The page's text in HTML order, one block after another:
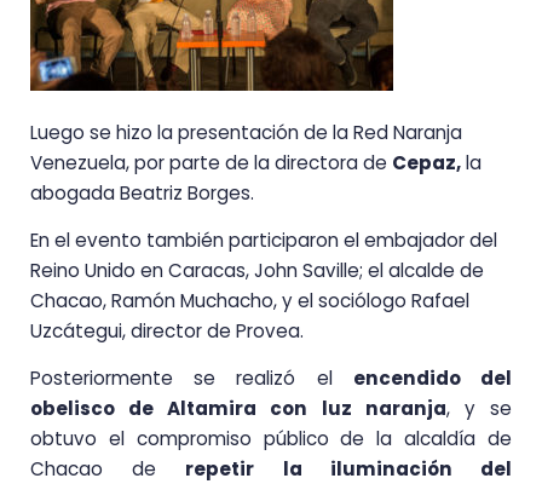
Luego se hizo la presentación de la Red Naranja
Venezuela, por parte de la directora de Cepaz,la
abogada Beatriz Borges.
En el evento también participaron el embajador del
Reino Unido en Caracas, John Saville; el alcalde de
Chacao, Ramón Muchacho, y el sociólogo Rafael
Uzcátegui, director de Provea.
Posteriormente se realizó el encendido del
obelisco de Altamira con luz naranja, y se
obtuvo el compromiso público de la alcaldía de
Chacao de repetir la iluminación del